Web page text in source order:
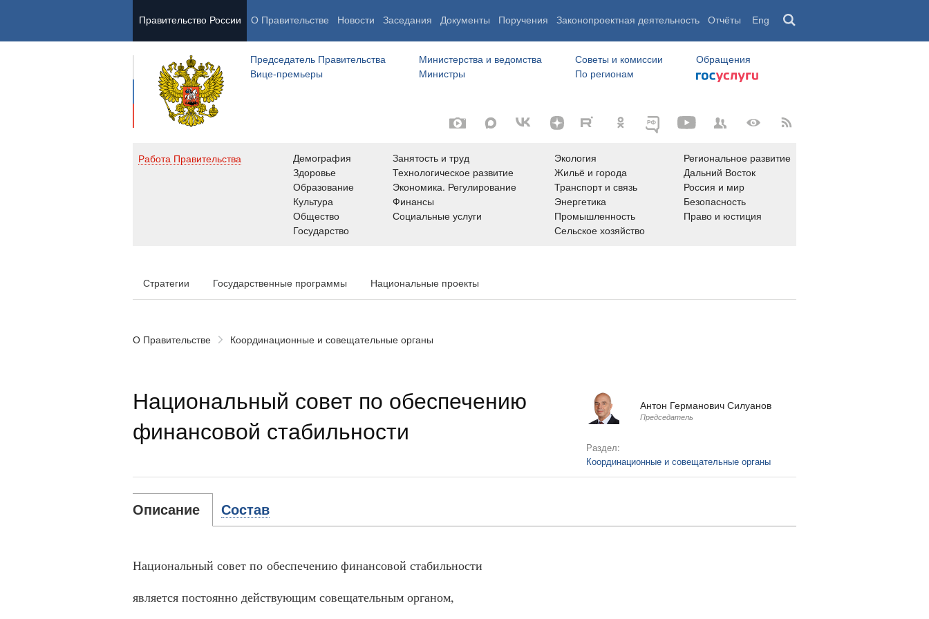
Правительство России О Правительстве Новости Заседания Документы Поручения Законопроектная деятельность Отчёты Eng
Председатель Правительства
Вице-премьеры
Министерства и ведомства
Министры
Советы и комиссии
По регионам
Обращения
Работа Правительства
Демография
Здоровье
Образование
Культура
Общество
Государство
Занятость и труд
Технологическое развитие
Экономика. Регулирование
Финансы
Социальные услуги
Экология
Жильё и города
Транспорт и связь
Энергетика
Промышленность
Сельское хозяйство
Региональное развитие
Дальний Восток
Россия и мир
Безопасность
Право и юстиция
Стратегии Государственные программы Национальные проекты
О Правительстве Координационные и совещательные органы
Национальный совет по обеспечению
финансовой стабильности
Антон Германович Силуанов
Председатель
Раздел:
Координационные и совещательные органы
Описание Состав
Национальный совет по обеспечению финансовой стабильности
является постоянно действующим совещательным органом,